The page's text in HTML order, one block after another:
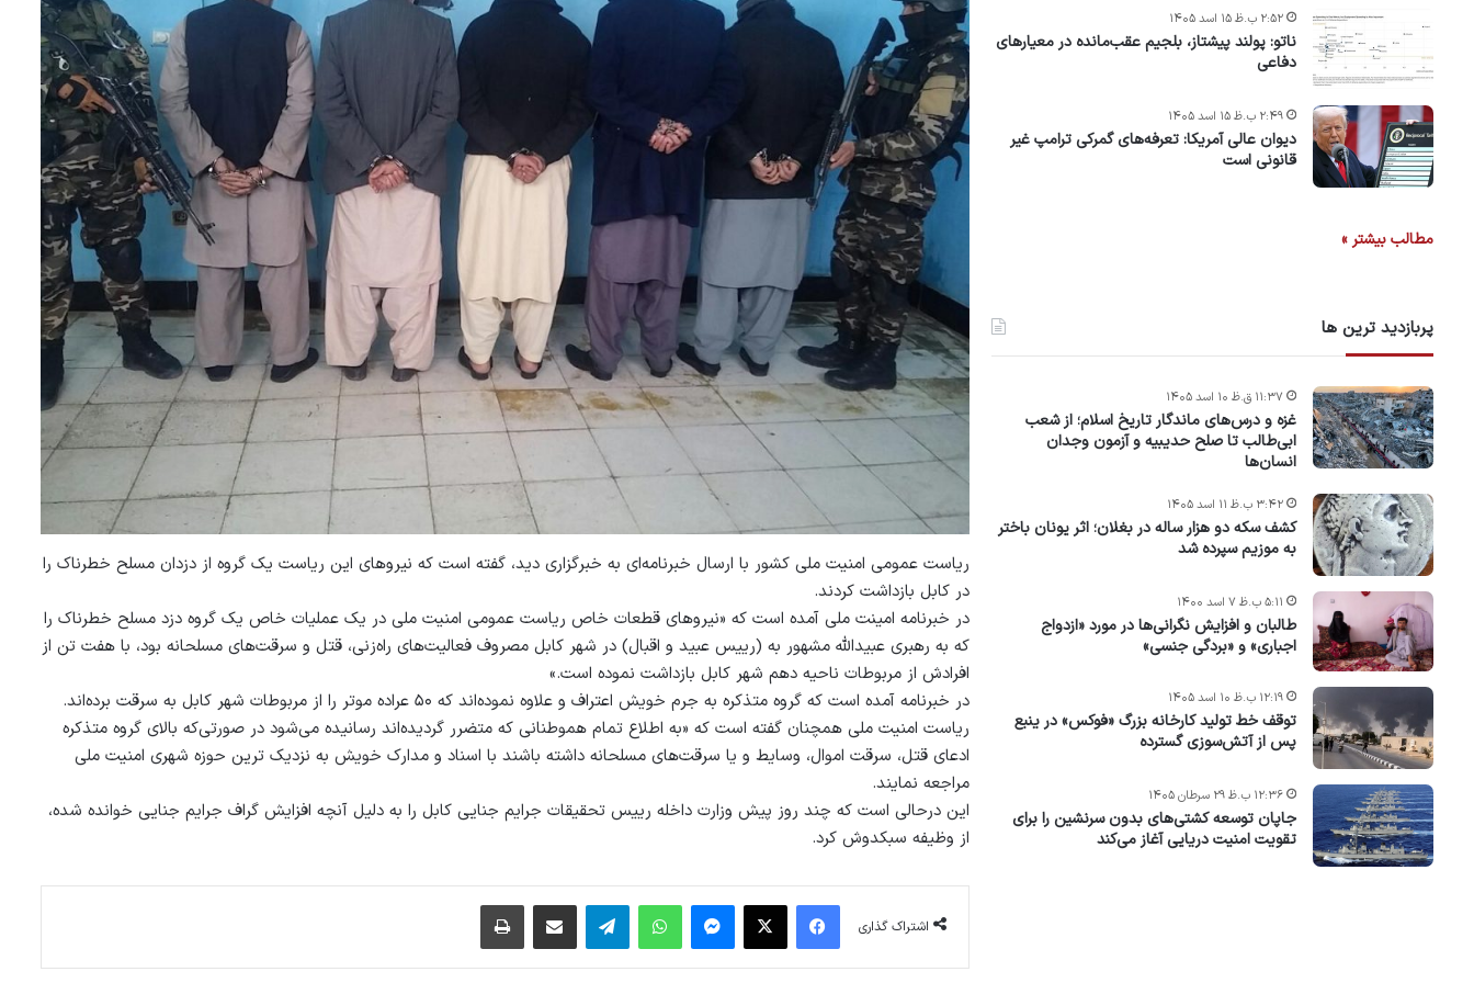
ریاست عمومی امنیت ملی کشور با ارسال خبرنامه‌ای به خبرگزاری دید، گفته است که نیروهای این ریاست یک گروه از دزدان مسلح خطرناک را
در کابل بازداشت کردند.
در خبرنامه امینت ملی آمده است که «نیروهای قطعات خاص ریاست عمومی امنیت ملی در یک عملیات خاص یک گروه دزد مسلح خطرناک را
که به رهبری عبیدالله مشهور به (رییس عبید و اقبال) در شهر کابل مصروف فعالیت‌های راه‌زنی، قتل و سرقت‌های مسلحانه بود، با هفت تن از
افرادش از مربوطات ناحیه دهم شهر کابل بازداشت نموده است.»
در خبرنامه آمده است که گروه متذکره به جرم خویش اعتراف و علاوه نموده‌اند که ۵۰ عراده موتر را از مربوطات شهر کابل به سرقت برده‌اند.
ریاست امنیت ملی همچنان گفته است که «به اطلاع تمام هموطنانی که متضرر گردیده‌اند رسانیده می‌شود در صورتی‌که بالای گروه متذکره
ادعای قتل، سرقت اموال، وسایط و یا سرقت‌های مسلحانه داشته باشند با اسناد و مدارک خویش به نزدیک ترین حوزه شهری امنیت ملی
مراجعه نمایند.
این درحالی است که چند روز پیش وزارت داخله رییس تحقیقات جرایم جنایی کابل را به دلیل آنچه افزایش گراف جرایم جنایی خوانده شده،
از وظیفه سبکدوش کرد.
اشتراک گذاری
فیس بوک X پیام رسان واتس آپ تلگرام اشتراک گذاری از طریق ایمیل چاپ
ناتو: پولند پیشتاز، بلجیم عقب‌مانده در معیارهای
دفاعی
۲:۵۲ ب.ظ ۱۵ اسد ۱۴۰۵
دیوان عالی آمریکا: تعرفه‌های گمرکی ترامپ غیر
قانونی است
۲:۴۹ ب.ظ ۱۵ اسد ۱۴۰۵
مطالب بیشتر »
پربازدید ترین ها
غزه و درس‌های ماندگار تاریخ اسلام؛ از شعب
ابی‌طالب تا صلح حدیبیه و آزمون وجدان
انسان‌ها
۱۱:۳۷ ق.ظ ۱۰ اسد ۱۴۰۵
کشف سکه دو هزار ساله در بغلان؛ اثر یونان باختر
به موزیم سپرده شد
۳:۴۲ ب.ظ ۱۱ اسد ۱۴۰۵
طالبان و افزایش نگرانی‌ها در مورد «ازدواج
اجباری» و «بردگی جنسی»
۵:۱۱ ب.ظ ۷ اسد ۱۴۰۰
توقف خط تولید کارخانه بزرگ «فوکس» در ینبع
پس از آتش‌سوزی گسترده
۱۲:۱۹ ب.ظ ۱۰ اسد ۱۴۰۵
جاپان توسعه کشتی‌های بدون سرنشین را برای
تقویت امنیت دریایی آغاز می‌کند
۱۲:۳۶ ب.ظ ۲۹ سرطان ۱۴۰۵